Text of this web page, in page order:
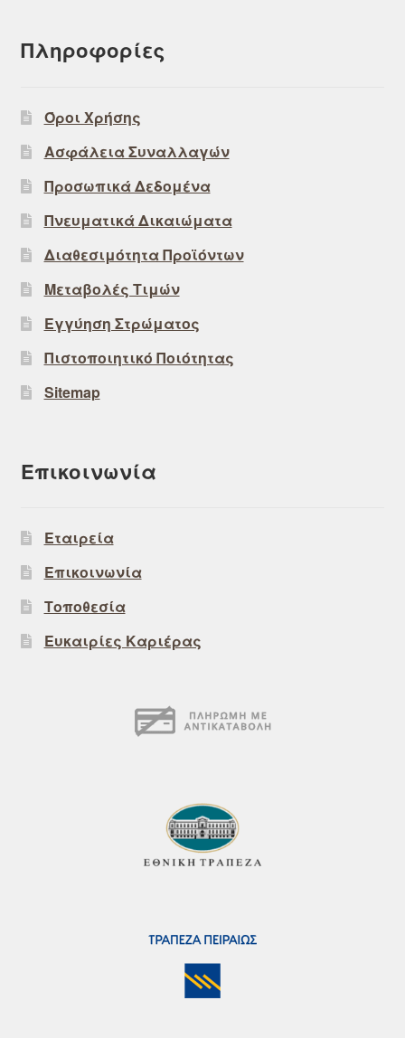
Πληροφορίες
Όροι Χρήσης
Ασφάλεια Συναλλαγών
Προσωπικά Δεδομένα
Πνευματικά Δικαιώματα
Διαθεσιμότητα Προϊόντων
Μεταβολές Τιμών
Εγγύηση Στρώματος
Πιστοποιητικό Ποιότητας
Sitemap
Επικοινωνία
Εταιρεία
Επικοινωνία
Τοποθεσία
Ευκαιρίες Καριέρας